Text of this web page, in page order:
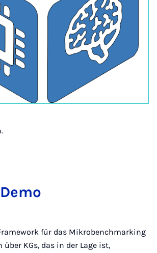
für das Mikrobenchmarking
über KGs, das in der Lage ist,